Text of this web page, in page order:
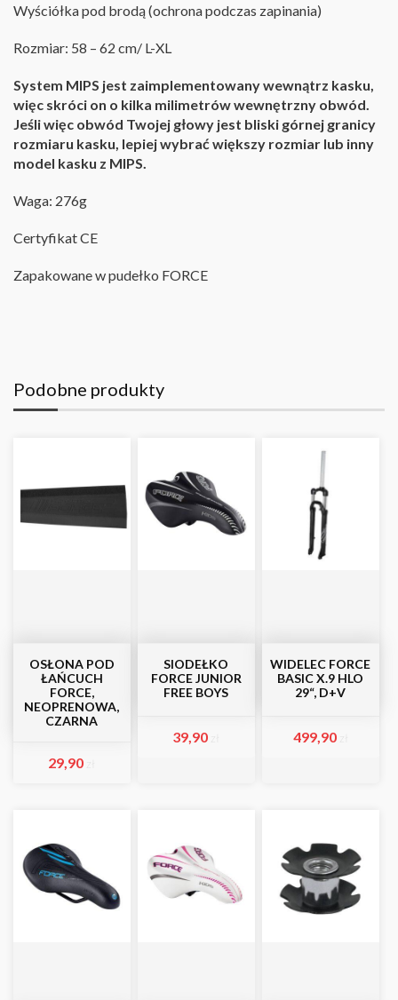
Wyściółka pod brodą (ochrona podczas zapinania)
Rozmiar: 58 – 62 cm/ L-XL
System MIPS jest zaimplementowany wewnątrz kasku,
więc skróci on o kilka milimetrów wewnętrzny obwód.
Jeśli więc obwód Twojej głowy jest bliski górnej granicy
rozmiaru kasku, lepiej wybrać większy rozmiar lub inny
model kasku z MIPS.
Waga: 276g
Certyfikat CE
Zapakowane w pudełko FORCE
Podobne produkty
OSŁONA POD
ŁAŃCUCH
FORCE,
NEOPRENOWA,
CZARNA
29,90
SIODEŁKO
FORCE JUNIOR
FREE BOYS
39,90
WIDELEC FORCE
BASIC X.9 HLO
29“, D+V
499,90